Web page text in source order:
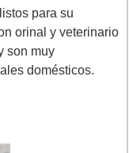
para su
orinal y veterinario
son muy
domésticos.